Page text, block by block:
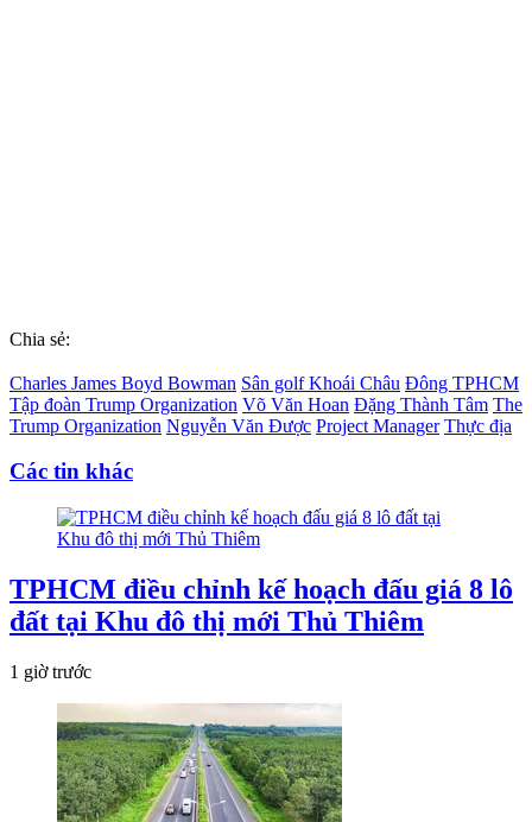
Chia sẻ:
Charles James Boyd Bowman Sân golf Khoái Châu Đông TPHCM
Tập đoàn Trump Organization Võ Văn Hoan Đặng Thành Tâm The
Trump Organization Nguyễn Văn Được Project Manager Thực địa
Các tin khác
TPHCM điều chỉnh kế hoạch đấu giá 8 lô
đất tại Khu đô thị mới Thủ Thiêm
1 giờ trước